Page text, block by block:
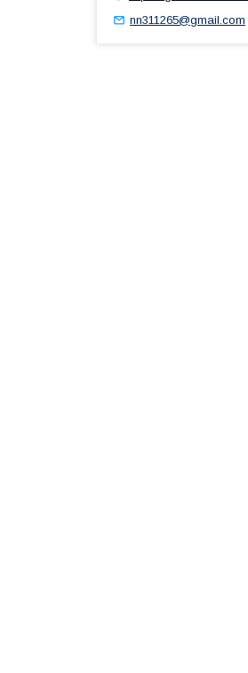
nn311265@gmail.com